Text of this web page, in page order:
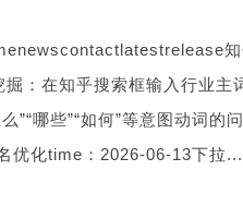
：在知乎搜索框输入行业主
”“哪些”“如何”等意图动词
优化time：2026-06-13下拉